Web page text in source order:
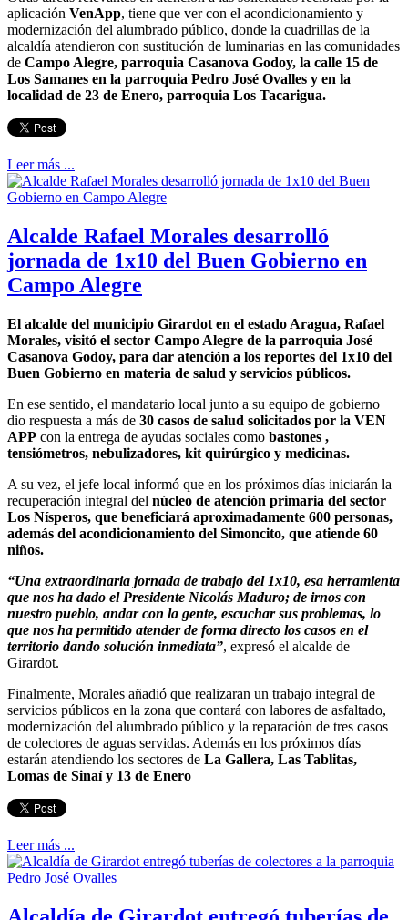
aplicación VenApp, tiene que ver con el acondicionamiento y
modernización del alumbrado público, donde la cuadrillas de la
alcaldía atendieron con sustitución de luminarias en las comunidades
de Campo Alegre, parroquia Casanova Godoy, la calle 15 de
Los Samanes en la parroquia Pedro José Ovalles y en la
localidad de 23 de Enero, parroquia Los Tacarigua.
Leer más ...
Alcalde Rafael Morales desarrolló
jornada de 1x10 del Buen Gobierno en
Campo Alegre
El alcalde del municipio Girardot en el estado Aragua, Rafael
Morales, visitó el sector Campo Alegre de la parroquia José
Casanova Godoy, para dar atención a los reportes del 1x10 del
Buen Gobierno en materia de salud y servicios públicos.
En ese sentido, el mandatario local junto a su equipo de gobierno
dio respuesta a más de 30 casos de salud solicitados por la VEN
APP con la entrega de ayudas sociales como bastones ,
tensiómetros, nebulizadores, kit quirúrgico y medicinas.
A su vez, el jefe local informó que en los próximos días iniciarán la
recuperación integral del núcleo de atención primaria del sector
Los Nísperos, que beneficiará aproximadamente 600 personas,
además del acondicionamiento del Simoncito, que atiende 60
niños.
“Una extraordinaria jornada de trabajo del 1x10, esa herramienta
que nos ha dado el Presidente Nicolás Maduro; de irnos con
nuestro pueblo, andar con la gente, escuchar sus problemas, lo
que nos ha permitido atender de forma directo los casos en el
territorio dando solución inmediata”, expresó el alcalde de
Girardot.
Finalmente, Morales añadió que realizaran un trabajo integral de
servicios públicos en la zona que contará con labores de asfaltado,
modernización del alumbrado público y la reparación de tres casos
de colectores de aguas servidas. Además en los próximos días
estarán atendiendo los sectores de La Gallera, Las Tablitas,
Lomas de Sinaí y 13 de Enero
Leer más ...